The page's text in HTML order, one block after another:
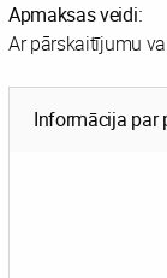
Apmaksas veidi:
Ar pārskaitījumu
Informācija par